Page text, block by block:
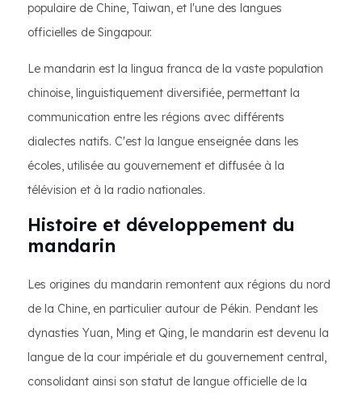
populaire de Chine, Taiwan, et l'une des langues
officielles de Singapour.
Le mandarin est la lingua franca de la vaste population
chinoise, linguistiquement diversifiée, permettant la
communication entre les régions avec différents
dialectes natifs. C'est la langue enseignée dans les
écoles, utilisée au gouvernement et diffusée à la
télévision et à la radio nationales.
Histoire et développement du
mandarin
Les origines du mandarin remontent aux régions du nord
de la Chine, en particulier autour de Pékin. Pendant les
dynasties Yuan, Ming et Qing, le mandarin est devenu la
langue de la cour impériale et du gouvernement central,
consolidant ainsi son statut de langue officielle de la